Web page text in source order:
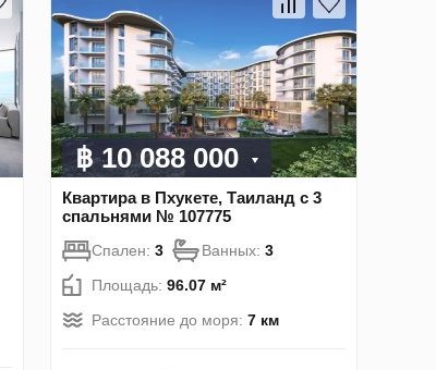
฿ 10 088 000
Квартира в Пхукете, Таиланд с 3
спальнями № 107775
Спален: 3 Ванных: 3
Площадь: 96.07 м²
Расстояние до моря: 7 км